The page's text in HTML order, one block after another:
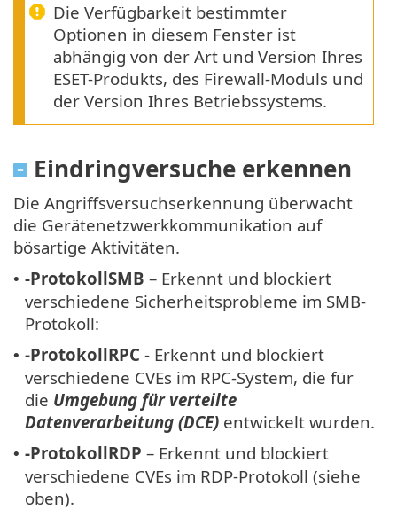
Die Verfügbarkeit bestimmter
Optionen in diesem Fenster ist
abhängig von der Art und Version Ihres
ESET-Produkts, des Firewall-Moduls und
der Version Ihres Betriebssystems.
Eindringversuche erkennen
Die Angriffsversuchserkennung überwacht
die Gerätenetzwerkkommunikation auf
bösartige Aktivitäten.
• -ProtokollSMB – Erkennt und blockiert
verschiedene Sicherheitsprobleme im SMB-
Protokoll:
• -ProtokollRPC - Erkennt und blockiert
verschiedene CVEs im RPC-System, die für
die Umgebung für verteilte
Datenverarbeitung (DCE) entwickelt wurden.
• -ProtokollRDP – Erkennt und blockiert
verschiedene CVEs im RDP-Protokoll (siehe
oben).